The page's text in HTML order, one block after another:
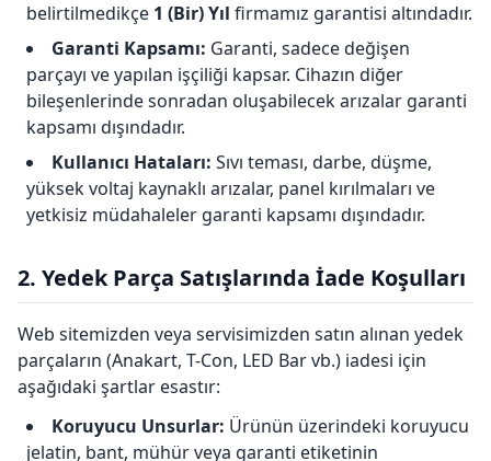
belirtilmedikçe 1 (Bir) Yıl firmamız garantisi altındadır.
Garanti Kapsamı: Garanti, sadece değişen
parçayı ve yapılan işçiliği kapsar. Cihazın diğer
bileşenlerinde sonradan oluşabilecek arızalar garanti
kapsamı dışındadır.
Kullanıcı Hataları: Sıvı teması, darbe, düşme,
yüksek voltaj kaynaklı arızalar, panel kırılmaları ve
yetkisiz müdahaleler garanti kapsamı dışındadır.
2. Yedek Parça Satışlarında İade Koşulları
Web sitemizden veya servisimizden satın alınan yedek
parçaların (Anakart, T-Con, LED Bar vb.) iadesi için
aşağıdaki şartlar esastır:
Koruyucu Unsurlar: Ürünün üzerindeki koruyucu
jelatin, bant, mühür veya garanti etiketinin